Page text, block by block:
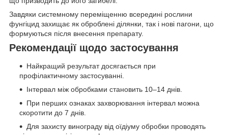
Завдяки системному переміщенню всередині рослини
фунгіцид захищає як оброблені ділянки, так і нові пагони, що
формуються після внесення препарату.
Рекомендації щодо застосування
Найкращий результат досягається при
профілактичному застосуванні.
Інтервал між обробками становить 10–14 днів.
При перших ознаках захворювання інтервал можна
скоротити до 7 днів.
Для захисту винограду від оїдіуму обробки проводять